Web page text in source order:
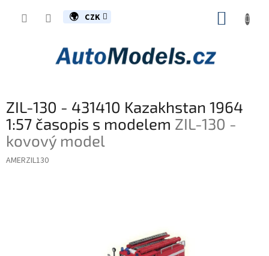
CZK
ZIL-130 - 431410 Kazakhstan 1964
1:57 časopis s modelem ZIL-130 -
kovový model
AMERZIL130